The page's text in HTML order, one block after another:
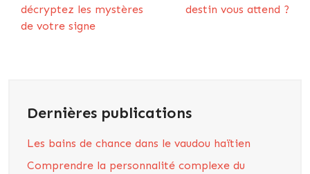
décryptez les mystères
de votre signe
destin vous attend ?
Dernières publications
Les bains de chance dans le vaudou haïtien
Comprendre la personnalité complexe du